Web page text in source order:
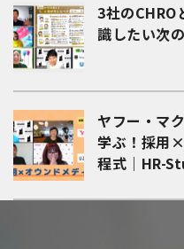
3社のCHRO
識したい次
ヤフー・マ
学ぶ！採用
程式｜HR-